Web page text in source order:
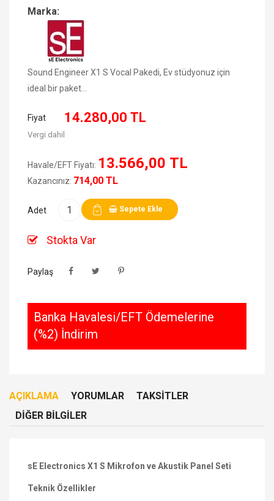
Marka:
Sound Engineer X1 S Vocal Pakedi, Ev stüdyonuz için
ideal bir paket...
Fiyat 14.280,00 TL
Vergi dahil
Havale/EFT Fiyatı: 13.566,00 TL
Kazancınız: 714,00 TL
Adet Sepete Ekle
Stokta Var
Paylaş
Banka Havalesi/EFT Ödemelerine
(%2) İndirim
AÇIKLAMA YORUMLAR
TAKSITLER
DIĞER BILGILER
sE Electronics X1 S Mikrofon ve Akustik Panel Seti
Teknik Özellikler